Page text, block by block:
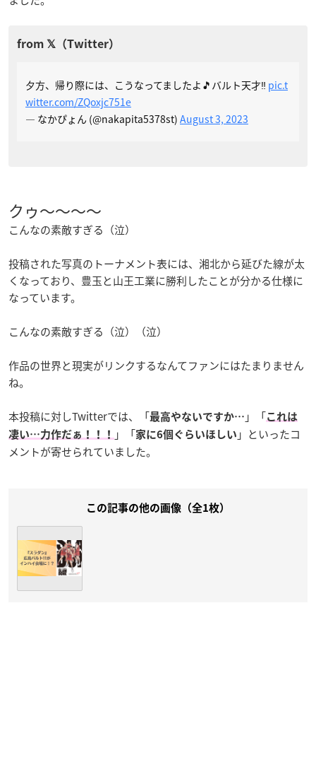
夕方、帰り際には、こうなってましたよ🎵バルト天才‼️ pic.t
witter.com/ZQoxjc751e
— なかぴょん (@nakapita5378st) August 3, 2023
クゥ〜〜〜〜
こんなの素敵すぎる（泣）
投稿された写真のトーナメント表には、湘北から延びた線が太
くなっており、豊玉と山王工業に勝利したことが分かる仕様に
なっています。
こんなの素敵すぎる（泣）（泣）
作品の世界と現実がリンクするなんてファンにはたまりません
ね。
本投稿に対しTwitterでは、「最高やないですか… 」「これは
凄い…力作だぁ！！！
」「家に6個ぐらいほしい 」といったコ
メントが寄せられていました。
この記事の他の画像（全1枚）